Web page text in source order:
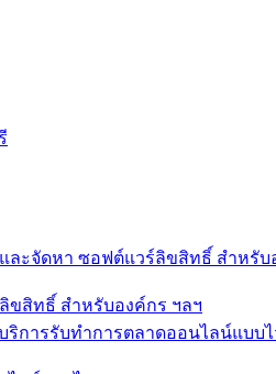
ขสิทธิ์ สำหรับองค์กร ฯลฯ